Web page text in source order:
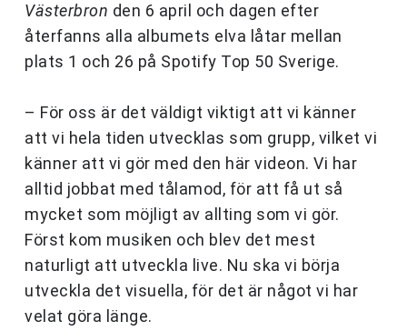
Västerbron den 6 april och dagen efter
återfanns alla albumets elva låtar mellan
plats 1 och 26 på Spotify Top 50 Sverige.
– För oss är det väldigt viktigt att vi känner
att vi hela tiden utvecklas som grupp, vilket vi
känner att vi gör med den här videon. Vi har
alltid jobbat med tålamod, för att få ut så
mycket som möjligt av allting som vi gör.
Först kom musiken och blev det mest
naturligt att utveckla live. Nu ska vi börja
utveckla det visuella, för det är något vi har
velat göra länge.